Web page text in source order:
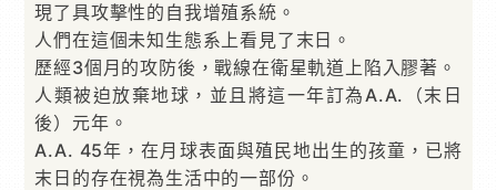
現了具攻擊性的自我增殖系統。
人們在這個未知生態系上看見了末日。
歷經3個月的攻防後，戰線在衛星軌道上陷入膠著。
人類被迫放棄地球，並且將這一年訂為A.A.（末日
後）元年。
A.A. 45年，在月球表面與殖民地出生的孩童，已將
末日的存在視為生活中的一部份。